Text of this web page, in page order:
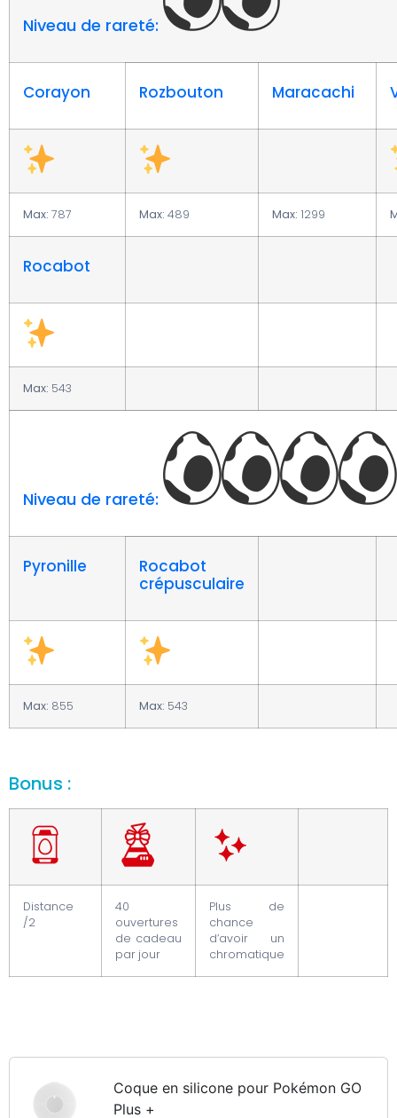
Niveau de rareté:
Corayon Rozbouton Maracachi
Max: 787 Max: 489 Max: 1299
Rocabot
Max: 543
Niveau de rareté:
Pyronille
Rocabot
crépusculaire
Max: 855 Max: 543
Bonus :
Distance
/2
40
ouvertures
de cadeau
par jour
Plus de
chance
d’avoir un
chromatique
Coque en silicone pour Pokémon GO
Plus +